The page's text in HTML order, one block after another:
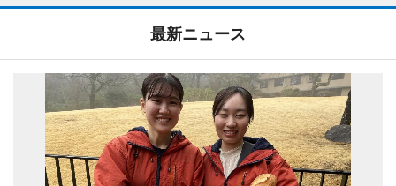
最新ニュース